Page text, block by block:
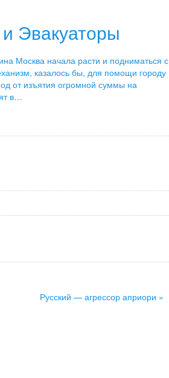
Эвакуаторы
Москва начала расти и подниматься с
казалось бы, для помощи городу
от изъятия огромной суммы на
в…
Русский — агрессор априори »